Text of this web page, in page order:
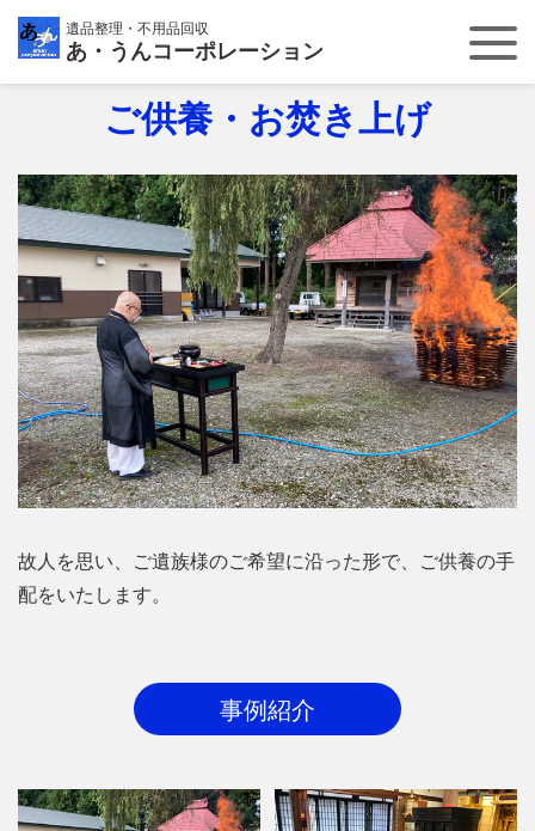
遺品整理・不用品回収
あ・うんコーポレーション
ご供養・お焚き上げ
故人を思い、ご遺族様のご希望に沿った形で、ご供養の手
配をいたします。
事例紹介